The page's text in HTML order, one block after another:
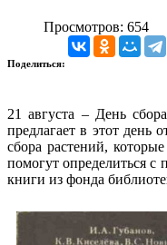
Просмотров: 654
Поделиться:
21 августа – День
предлагает в этот день
сбора растений,
помогут определиться с
книги из фонда